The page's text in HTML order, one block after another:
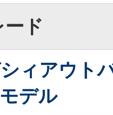
ード
ィアウト
デル